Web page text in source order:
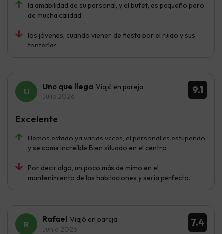
la amabilidad de su personal, y el bufet, es pequeño pero
de mucha calidad
los jóvenes, cuando vienen de fiesta por el ruido y sus
tonterías
9.1
Uno que llega Viajó en pareja
Julio 2026
Hemos estado ya varias veces, el personal es estupendo
y se come increíble.Bien situado en el centro.
Por decir algo, un poco más de mimo en el
mantenimiento de las habitaciones y sería perfecto.
Excelente
7.4
Rafael Viajó en pareja
Junio 2026